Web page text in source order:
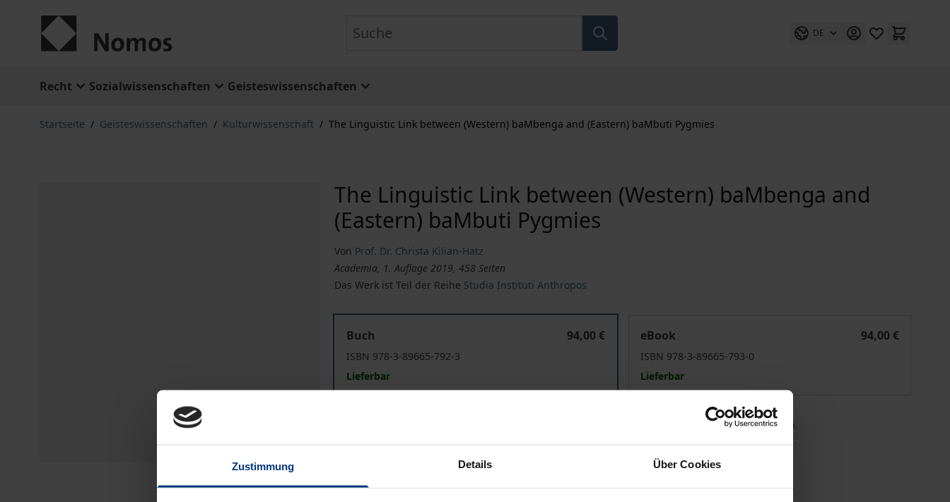
Zustimmung Details Über Cookies
DE
Recht Sozialwissenschaften Geisteswissenschaften
Startseite / Geisteswissenschaften / Kulturwissenschaft / The Linguistic Link between (Western) baMbenga and (Eastern) baMbuti Pygmies
The Linguistic Link between (Western) baMbenga and
(Eastern) baMbuti Pygmies
Von Prof. Dr. Christa Kilian-Hatz
Academia, 1. Auflage 2019, 458 Seiten
Das Werk ist Teil der Reihe Studia Instituti Anthropos
Buch
94,00 €
ISBN 978-3-89665-792-3
Lieferbar
eBook
94,00 €
ISBN 978-3-89665-793-0
Lieferbar
Preisangaben inkl. MwSt. Abhängig von der Lieferadresse kann die MwSt. an der Kasse variieren.
In den Warenkorb Zur Wunschliste hinzufügen
Hinweise zu Versandkosten